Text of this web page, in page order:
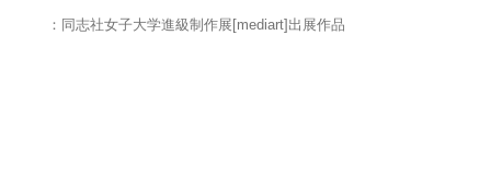
：同志社女子大学進級制作展[mediart]出展作品